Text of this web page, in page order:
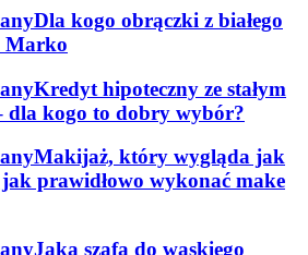
Dla kogo obrączki z białego
Marko
Kredyt hipoteczny ze stałym
dla kogo to dobry wybór?
Makijaż, który wygląda jak
prawidłowo wykonać make
Jaka szafa do wąskiego